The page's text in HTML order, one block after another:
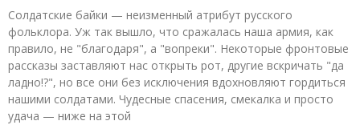
Солдатские байки — неизменный атрибут русского
фольклора. Уж так вышло, что сражалась наша армия, как
правило, не "благодаря", а "вопреки". Некоторые фронтовые
рассказы заставляют нас открыть рот, другие вскричать "да
ладно!?", но все они без исключения вдохновляют гордиться
нашими солдатами. Чудесные спасения, смекалка и просто
удача — ниже на этой